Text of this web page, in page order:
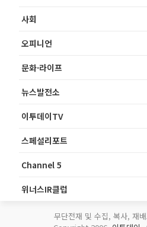
사회
오피니언
문화·라이프
뉴스발전소
이투데이TV
스페셜리포트
Channel 5
위너스IR클럽
무단전재 및 수집, 복사, 재